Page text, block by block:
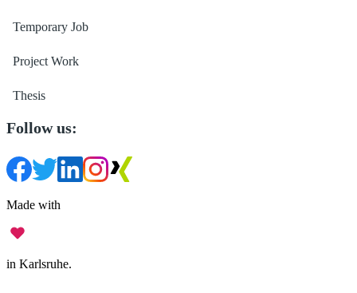
Temporary Job
Project Work
Thesis
Follow us:
Made with
in Karlsruhe.